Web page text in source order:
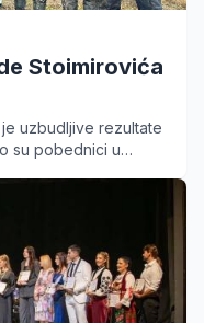
Stoimirovića
uzbudljive rezultate
su pobednici u